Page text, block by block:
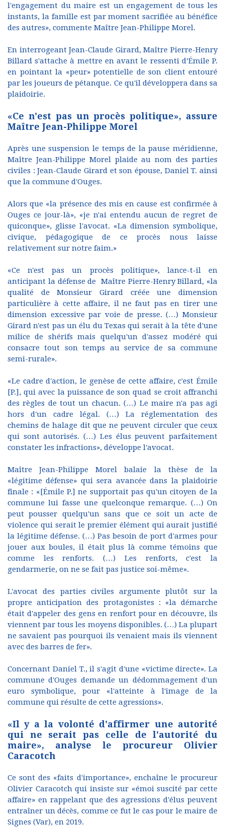
l'engagement du maire est un engagement de tous les
instants, la famille est par moment sacrifiée au bénéfice
des autres», commente Maître Jean-Philippe Morel.
En interrogeant Jean-Claude Girard, Maître Pierre-Henry
Billard s'attache à mettre en avant le ressenti d’Émile P.
en pointant la «peur» potentielle de son client entouré
par les joueurs de pétanque. Ce qu'il développera dans sa
plaidoirie.
«Ce n'est pas un procès politique», assure
Maître Jean-Philippe Morel
Après une suspension le temps de la pause méridienne,
Maître Jean-Philippe Morel plaide au nom des parties
civiles : Jean-Claude Girard et son épouse, Daniel T. ainsi
que la commune d'Ouges.
Alors que «la présence des mis en cause est confirmée à
Ouges ce jour-là», «je n'ai entendu aucun de regret de
quiconque», glisse l'avocat. «La dimension symbolique,
civique, pédagogique de ce procès nous laisse
relativement sur notre faim.»
«Ce n'est pas un procès politique», lance-t-il en
anticipant la défense de Maître Pierre-Henry Billard, «la
qualité de Monsieur Girard créée une dimension
particulière à cette affaire, il ne faut pas en tirer une
dimension excessive par voie de presse. (…) Monsieur
Girard n'est pas un élu du Texas qui serait à la tête d'une
milice de shérifs mais quelqu'un d'assez modéré qui
consacre tout son temps au service de sa commune
semi-rurale».
«Le cadre d'action, le genèse de cette affaire, c'est Émile
[P.], qui avec la puissance de son quad se croit affranchi
des règles de tout un chacun. (…) Le maire n'a pas agi
hors d'un cadre légal. (…) La réglementation des
chemins de halage dit que ne peuvent circuler que ceux
qui sont autorisés. (…) Les élus peuvent parfaitement
constater les infractions», développe l'avocat.
Maître Jean-Philippe Morel balaie la thèse de la
«légitime défense» qui sera avancée dans la plaidoirie
finale : «[Émile P.] ne supportait pas qu'un citoyen de la
commune lui fasse une quelconque remarque. (…) On
peut pousser quelqu'un sans que ce soit un acte de
violence qui serait le premier élément qui aurait justifié
la légitime défense. (…) Pas besoin de port d'armes pour
jouer aux boules, il était plus là comme témoins que
comme les renforts. (…) Les renforts, c'est la
gendarmerie, on ne se fait pas justice soi-même».
L'avocat des parties civiles argumente plutôt sur la
propre anticipation des protagonistes : «la démarche
était d'appeler des gens en renfort pour en découvre, ils
viennent par tous les moyens disponibles. (…) La plupart
ne savaient pas pourquoi ils venaient mais ils viennent
avec des barres de fer».
Concernant Daniel T., il s'agit d'une «victime directe». La
commune d'Ouges demande un dédommagement d'un
euro symbolique, pour «l'atteinte à l'image de la
commune qui résulte de cette agressions».
«Il y a la volonté d'affirmer une autorité
qui ne serait pas celle de l'autorité du
maire», analyse le procureur Olivier
Caracotch
Ce sont des «faits d'importance», enchaîne le procureur
Olivier Caracotch qui insiste sur «émoi suscité par cette
affaire» en rappelant que des agressions d'élus peuvent
entraîner un décès, comme ce fut le cas pour le maire de
Signes (Var), en 2019.